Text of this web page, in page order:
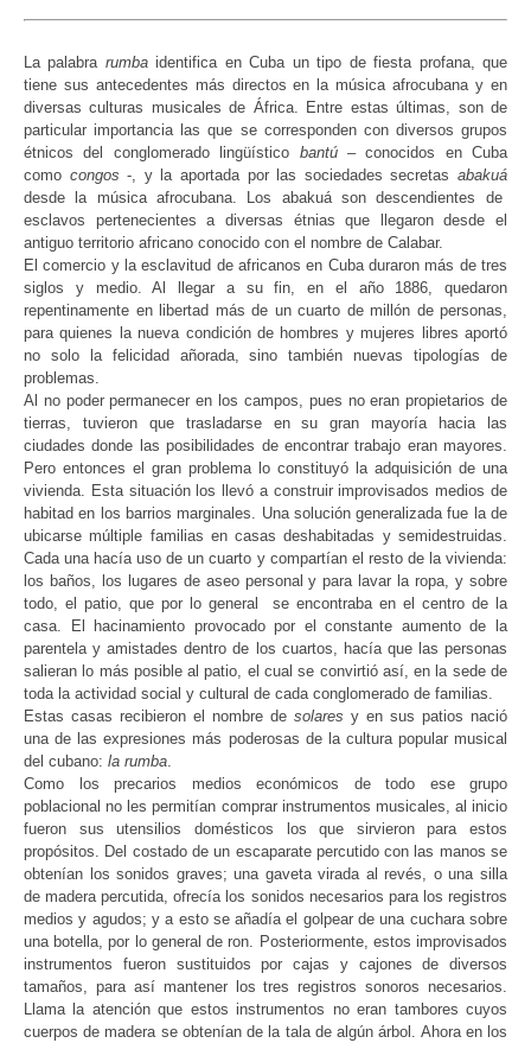
La palabra rumbaidentifica en Cuba un tipo de fiesta profana, que
tiene sus antecedentes más directos en la música afrocubana y en
diversas culturas musicales de África. Entre estas últimas, son de
particular importancia las que se corresponden con diversos grupos
étnicos del conglomerado lingüístico bantú– conocidos en Cuba
como congos -, y la aportada por las sociedades secretasabakuá
desde la música afrocubana. Los abakuá son descendientes de
esclavos pertenecientes a diversas étnias que llegaron desde el
antiguo territorio africano conocido con el nombre de Calabar.
El comercio y la esclavitud de africanos en Cuba duraron más de tres
siglos y medio. Al llegar a su fin, en el año 1886, quedaron
repentinamente en libertad más de un cuarto de millón de personas,
para quienes la nueva condición de hombres y mujeres libres aportó
no solo la felicidad añorada, sino también nuevas tipologías de
problemas.
Al no poder permanecer en los campos, pues no eran propietarios de
tierras, tuvieron que trasladarse en su gran mayoría hacia las
ciudades donde las posibilidades de encontrar trabajo eran mayores.
Pero entonces el gran problema lo constituyó la adquisición de una
vivienda. Esta situación los llevó a construir improvisados medios de
habitad en los barrios marginales. Una solución generalizada fue la de
ubicarse múltiple familias en casas deshabitadas y semidestruidas.
Cada una hacía uso de un cuarto y compartían el resto de la vivienda:
los baños, los lugares de aseo personal y para lavar la ropa, y sobre
todo, el patio, que por lo general se encontraba en el centro de la
casa.
El hacinamiento provocado por el constante aumento de la
parentela y amistades dentro de los cuartos, hacía que las personas
salieran lo más posible al patio, el cual se convirtió así, en la sede de
toda la actividad social y cultural de cada conglomerado de familias.
Estas casas recibieron el nombre de solares y en sus patios nació
una de las expresiones más poderosas de la cultura popular musical
del cubano: la rumba.
Como los precarios medios económicos de todo ese grupo
poblacional no les permitían comprar instrumentos musicales, al inicio
fueron sus utensilios domésticos los que sirvieron para estos
propósitos. Del costado de un escaparate percutido con las manos se
obtenían los sonidos graves; una gaveta virada al revés, o una silla
de madera percutida, ofrecía los sonidos necesarios para los registros
medios y agudos; y a esto se añadía el golpear de una cuchara sobre
una botella, por lo general de ron. Posteriormente, estos improvisados
instrumentos fueron sustituidos por cajas y cajones de diversos
tamaños, para así mantener los tres registros sonoros necesarios.
Llama la atención que estos instrumentos no eran tambores cuyos
cuerpos de madera se obtenían de la tala de algún árbol. Ahora en los